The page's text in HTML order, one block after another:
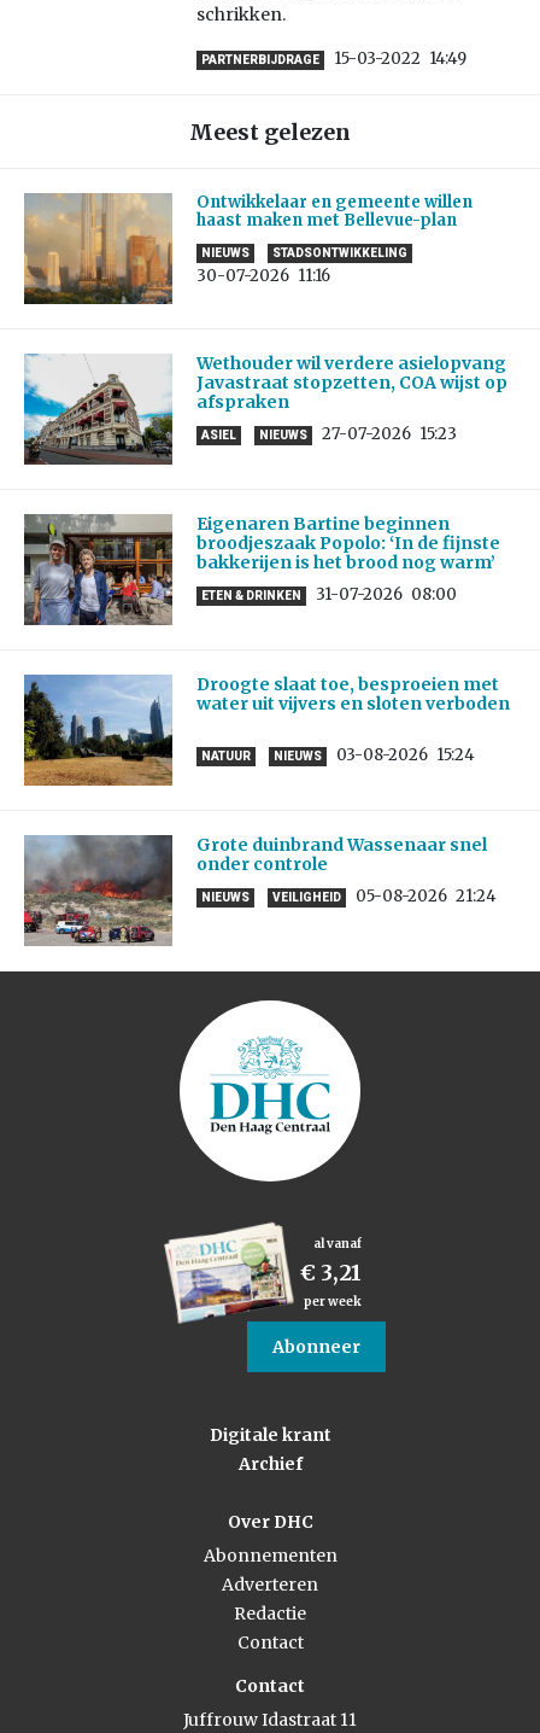
schrikken.
PARTNERBIJDRAGE 15-03-2022 14:49
Meest gelezen
Ontwikkelaar en gemeente willen
haast maken met Bellevue-plan
NIEUWS STADSONTWIKKELING
30-07-2026 11:16
Wethouder wil verdere asielopvang
Javastraat stopzetten, COA wijst op
afspraken
ASIEL NIEUWS 27-07-2026 15:23
Eigenaren Bartine beginnen
broodjeszaak Popolo: ‘In de fijnste
bakkerijen is het brood nog warm’
ETEN & DRINKEN 31-07-2026 08:00
Droogte slaat toe, besproeien met
water uit vijvers en sloten verboden
NATUUR NIEUWS 03-08-2026 15:24
Grote duinbrand Wassenaar snel
onder controle
NIEUWS VEILIGHEID 05-08-2026 21:24
al vanaf
€ 3,21
per week
Abonneer
Digitale krant
Archief
Over DHC
Abonnementen
Adverteren
Redactie
Contact
Contact
Juffrouw Idastraat 11